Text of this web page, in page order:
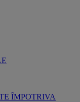
ÎMPOTRIVA